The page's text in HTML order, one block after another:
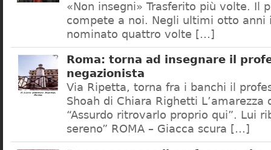
«Non insegni» Trasferito più volte. Il
compete a noi. Negli ultimi otto anni
nominato quattro volte […]
Roma: torna ad insegnare il
negazionista
Via Ripetta, torna fra i banchi il
Shoah di Chiara Righetti L’amarezza
“Assurdo ritrovarlo proprio qui”. Lui
sereno” ROMA – Giacca scura […]